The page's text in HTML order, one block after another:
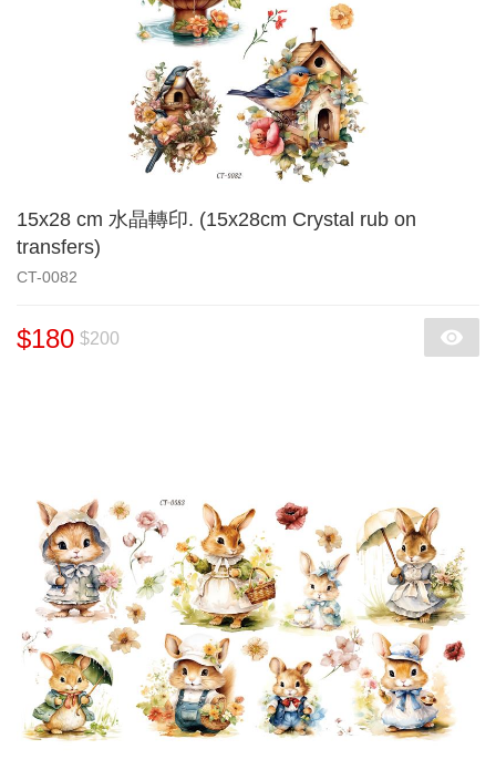
15x28 cm 水晶轉印. (15x28cm Crystal rub on
transfers)
CT-0082
$180 $200